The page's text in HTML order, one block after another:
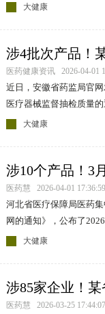
年第33号）》，引起了业
大健康
涉4批次产品！
抽检通告
医药健康资讯 2026-04-01
近日，安徽省药监局官
医疗器械监督抽检质量的
大健康
涉10个产品！3
医药慧 2026-04-01 17:36:59
河北省医疗保障局医药
网的通知》，公布了
大健康
涉85家企业！
和招采信用评价
医药慧 2026-03-25 17:44:07